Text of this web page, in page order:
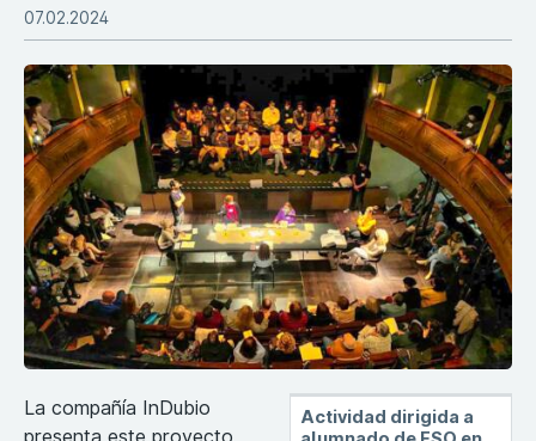
07.02.2024
Actividad dirigida a
La compañía InDubio
presenta este proyecto